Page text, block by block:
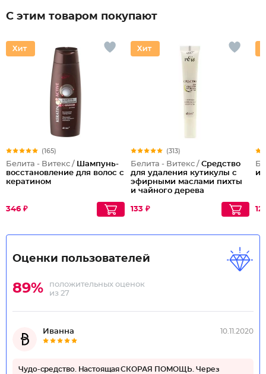
С этим товаром покупают
(165)
Белита - Витекс / Шампунь-
восстановление для волос с
кератином
346 ₽
(313)
Белита - Витекс / Средство
для удаления кутикулы с
эфирными маслами пихты
и чайного дерева
133 ₽
Оценки пользователей
89%
положительных оценок
из 27
Иванна 10.11.2020
Чудо-средство. Настоящая СКОРАЯ ПОМОЩЬ. Через